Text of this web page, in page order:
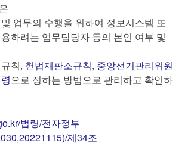
업무의 수행을 위하여 정보시스템 또
하려는 업무담당자 등의 본인 여부 및
칙, 헌법재판소규칙, 중앙선거관리위원
으로 정하는 방법으로 관리하고 확인하
법령/전자정부
제34조